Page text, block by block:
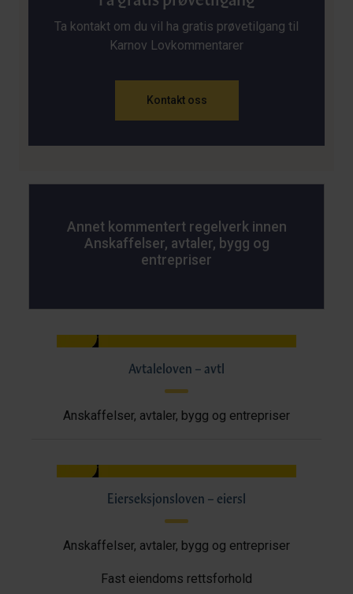
Ta kontakt om du vil ha gratis prøvetilgang til
Karnov Lovkommentarer
Kontakt oss
Annet kommentert regelverk innen
Anskaffelser, avtaler, bygg og
entrepriser
Avtaleloven – avtl
Anskaffelser, avtaler, bygg og entrepriser
Eierseksjonsloven – eiersl
Anskaffelser, avtaler, bygg og entrepriser
Fast eiendoms rettsforhold